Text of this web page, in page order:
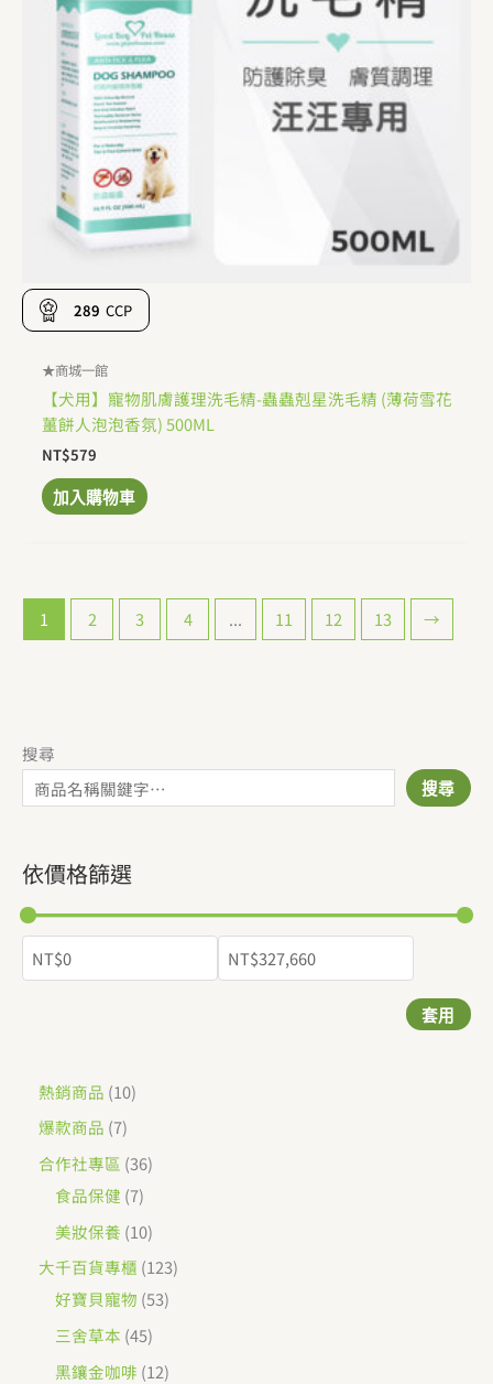
搜尋
搜尋
依價格篩選
套用 套
熱銷商品 101
個
產
爆款商品 77
個
產
品
合作社專區 363
個
產
品
食品保健 77
個
產
品
美妝保養 101
0
個
產
大千百貨專櫃 1231
好寶貝寵物 535
個
三舍草本 454
5
黑鑲金咖啡 121
289 CCP
★商城一館
【犬用】寵物肌膚護理洗毛精-蟲蟲剋星洗毛精 (薄荷雪花
薑餅人泡泡香氛) 500ML
NT$579
加入購物車
1 2 3 4 ... 11 12 13 →